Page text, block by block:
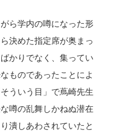
ら学内の噂になった形
決めた指定席が奥まっ
かりでなく、集ってい
ものであったことによ
ういう目」で蔦崎先生
噂の乱舞しかねぬ潜在
潰しあわされていたと